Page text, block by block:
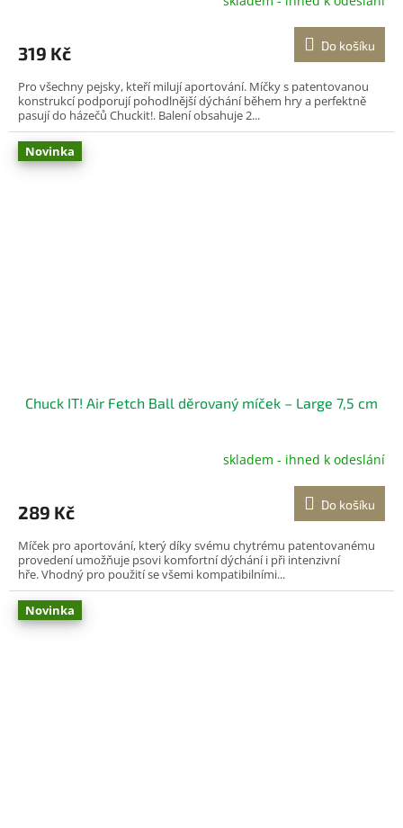
319 Kč Do košíku
Pro všechny pejsky, kteří milují aportování. Míčky s patentovanou
konstrukcí podporují pohodlnější dýchání během hry a perfektně
pasují do házečů Chuckit!. Balení obsahuje 2...
Novinka
Chuck IT! Air Fetch Ball děrovaný míček – Large 7,5 cm
skladem - ihned k odeslání
289 Kč Do košíku
Míček pro aportování, který díky svému chytrému patentovanému
provedení umožňuje psovi komfortní dýchání i při intenzivní
hře. Vhodný pro použití se všemi kompatibilními...
Novinka